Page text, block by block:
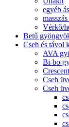
egyéb
Vérkő/
Betű
Cseh és távol
AVA
Bi-bo
Cseh
Cseh